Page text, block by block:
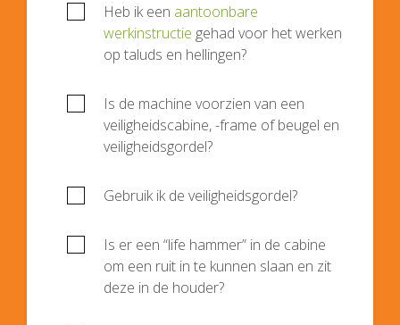
Heb ik een aantoonbare
werkinstructie gehad voor het werken
op taluds en hellingen?
Is de machine voorzien van een
veiligheidscabine, -frame of beugel en
veiligheidsgordel?
Gebruik ik de veiligheidsgordel?
Is er een “life hammer” in de cabine
om een ruit in te kunnen slaan en zit
deze in de houder?